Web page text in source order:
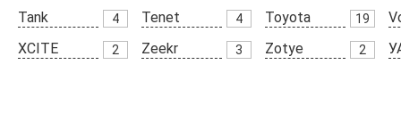
Tank
4 Tenet 4 Toyota 19
XCITE
2 Zeekr 3 Zotye 2